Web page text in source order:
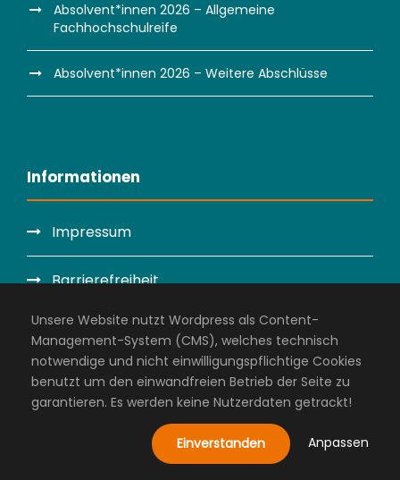
Absolvent*innen 2026 – Allgemeine
Fachhochschulreife
Absolvent*innen 2026 – Weitere Abschlüsse
Informationen
Impressum
Barrierefreiheit
Datenschutzerklärung
Administration
Unsere Website nutzt Wordpress als Content-
Management-System (CMS), welches technisch
notwendige und nicht einwilligungspflichtige Cookies
benutzt um den einwandfreien Betrieb der Seite zu
garantieren. Es werden keine Nutzerdaten getrackt!
Einverstanden Anpassen